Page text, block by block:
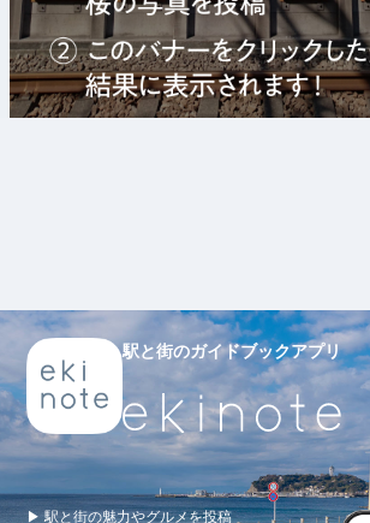
駅と街のガイドブックアプリ
▶ 駅と街の魅力やグルメを投稿